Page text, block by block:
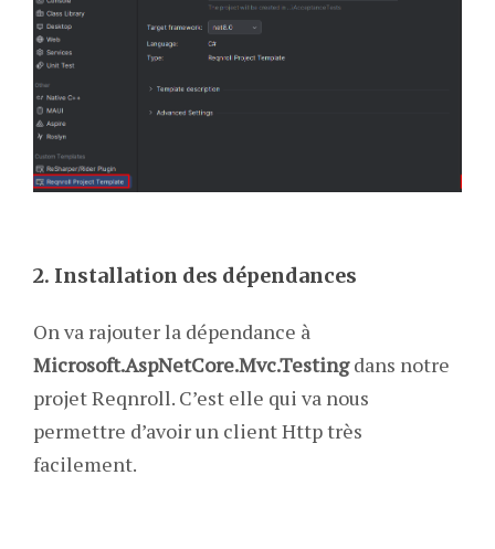
2. Installation des dépendances
On va rajouter la dépendance à
Microsoft.AspNetCore.Mvc.Testingdans notre
projet Reqnroll. C’est elle qui va nous
permettre d’avoir un client Http très
facilement.